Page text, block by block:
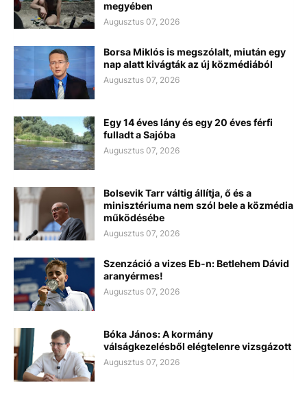
megyében
Augusztus 07, 2026
Borsa Miklós is megszólalt, miután egy
nap alatt kivágták az új közmédiából
Augusztus 07, 2026
Egy 14 éves lány és egy 20 éves férfi
fulladt a Sajóba
Augusztus 07, 2026
Bolsevik Tarr váltig állítja, ő és a
minisztériuma nem szól bele a közmédia
működésébe
Augusztus 07, 2026
Szenzáció a vizes Eb-n: Betlehem Dávid
aranyérmes!
Augusztus 07, 2026
Bóka János: A kormány
válságkezelésből elégtelenre vizsgázott
Augusztus 07, 2026